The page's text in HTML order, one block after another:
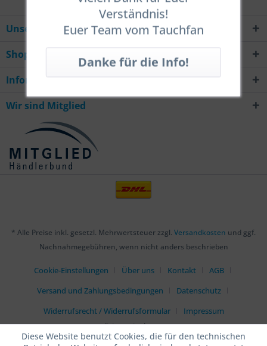
Verständnis!
Euer Team vom Tauchfan
Unsere Hotline
Shop Service
Informationen
Wir sind Mitglied
* Alle Preise inkl. gesetzl. Mehrwertsteuer zzgl. Versandkosten und ggf.
Nachnahmegebühren, wenn nicht anders beschrieben
Cookie-Einstellungen Über uns Kontakt
AGB
Versand und Zahlungsbedingungen
Datenschutz
Widerrufsrecht / Widerrufsformular
Impressum
Realisiert mit Shopware
Diese Website benutzt Cookies, die für den technischen